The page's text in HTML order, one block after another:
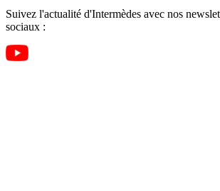
Suivez l'actualité d'Intermèdes avec nos
sociaux :